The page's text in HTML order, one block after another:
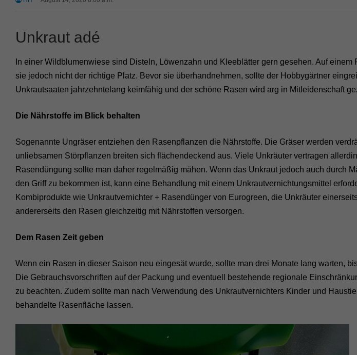
Unkraut adé
In einer Wildblumenwiese sind Disteln, Löwenzahn und Kleeblätter gern gesehen. Auf einem
sie jedoch nicht der richtige Platz. Bevor sie überhandnehmen, sollte der Hobbygärtner
Unkrautsaaten jahrzehntelang keimfähig und der schöne Rasen wird arg in Mitleidenschaft
Die Nährstoffe im Blick behalten
Sogenannte Ungräser entziehen den Rasenpflanzen die Nährstoffe. Die Gräser werden
unliebsamen Störpflanzen breiten sich flächendeckend aus. Viele Unkräuter vertragen
Rasendüngung sollte man daher regelmäßig mähen. Wenn das Unkraut jedoch auch durch
den Griff zu bekommen ist, kann eine Behandlung mit einem Unkrautvernichtungsmittel
Kombiprodukte wie Unkrautvernichter + Rasendünger von Eurogreen, die Unkräuter
andererseits den Rasen gleichzeitig mit Nährstoffen versorgen.
Dem Rasen Zeit geben
Wenn ein Rasen in dieser Saison neu eingesät wurde, sollte man drei Monate lang warten,
Die Gebrauchsvorschriften auf der Packung und eventuell bestehende regionale
zu beachten. Zudem sollte man nach Verwendung des Unkrautvernichters Kinder und
behandelte Rasenfläche lassen.